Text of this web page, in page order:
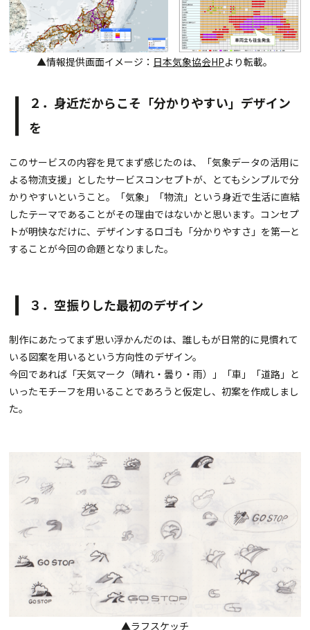
▲情報提供画面イメージ： 日本気象協会HPより転載。
２．身近だからこそ「分かりやすい」デザイン
を
このサービスの内容を見てまず感じたのは、「気象データの活用に
よる物流支援」としたサービスコンセプトが、とてもシンプルで分
かりやすいということ。「気象」「物流」という身近で生活に直結
したテーマであることがその理由ではないかと思います。コンセプ
トが明快なだけに、デザインするロゴも「分かりやすさ」を第一と
することが今回の命題となりました。
３．空振りした最初のデザイン
制作にあたってまず思い浮かんだのは、誰しもが日常的に見慣れて
いる図案を用いるという方向性のデザイン。
今回であれば「天気マーク（晴れ・曇り・雨）」「車」「道路」と
いったモチーフを用いることであろうと仮定し、初案を作成しまし
た。
▲ラフスケッチ